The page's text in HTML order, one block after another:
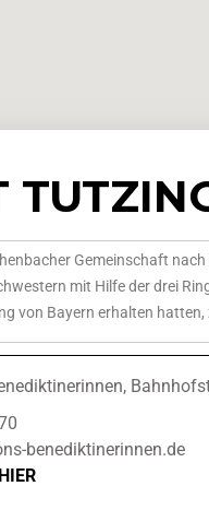
Gemeinschaft
mit Hilfe der drei
von Bayern erhalten
benediktinerinnen.de
HIER